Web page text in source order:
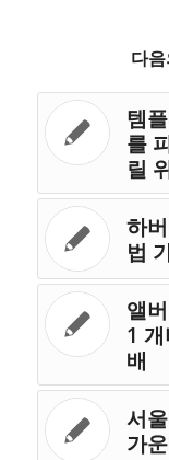
다
템
를
릴
하
법
앨
1
배
서
가